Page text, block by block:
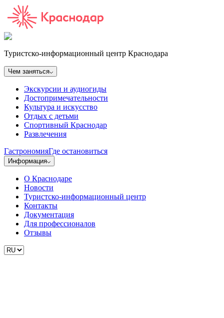
Туристско-информационный центр Краснодара
Чем заняться
Экскурсии и аудиогиды
Достопримечательности
Культура и искусство
Отдых с детьми
Спортивный Краснодар
Развлечения
ГастрономияГде остановиться
Информация
О Краснодаре
Новости
Туристско-информационный центр
Контакты
Документация
Для профессионалов
Отзывы